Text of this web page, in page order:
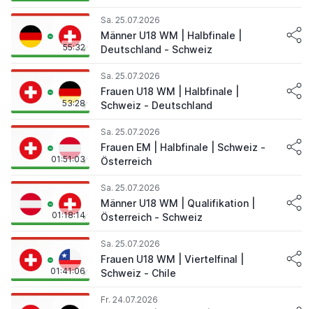
55:32
Sa. 25.07.2026
Männer U18 WM | Halbfinale |
Deutschland - Schweiz
53:28
Sa. 25.07.2026
Frauen U18 WM | Halbfinale |
Schweiz - Deutschland
01:51:03
Sa. 25.07.2026
Frauen EM | Halbfinale | Schweiz -
Österreich
01:18:14
Sa. 25.07.2026
Männer U18 WM | Qualifikation |
Österreich - Schweiz
01:41:06
Sa. 25.07.2026
Frauen U18 WM | Viertelfinal |
Schweiz - Chile
Fr. 24.07.2026